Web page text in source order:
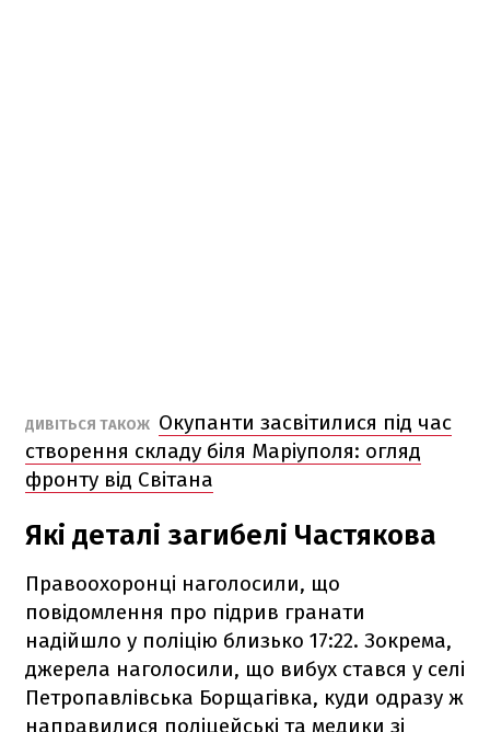
ДИВІТЬСЯ ТАКОЖ Окупанти засвітилися під час
створення складу біля Маріуполя: огляд
фронту від Світана
Які деталі загибелі Частякова
Правоохоронці наголосили, що
повідомлення про підрив гранати
надійшло у поліцію близько 17:22. Зокрема,
джерела наголосили, що вибух стався у селі
Петропавлівська Борщагівка, куди одразу ж
направилися поліцейські та медики зі